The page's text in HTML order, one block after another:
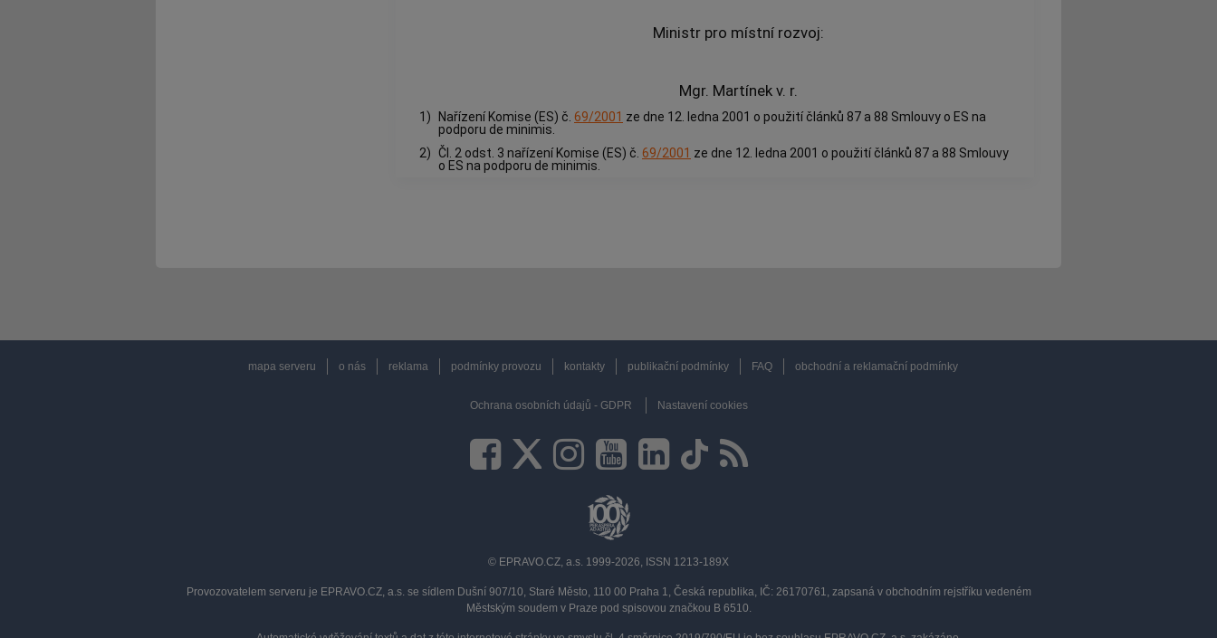
Ministr pro místní rozvoj:
Mgr. Martínek v. r.
1) Nařízení Komise (ES) č. 69/2001 ze dne 12. ledna 2001 o použití článků 87 a 88 Smlouvy o ES na
podporu de minimis.
2) Čl. 2 odst. 3 nařízení Komise (ES) č. 69/2001 ze dne 12. ledna 2001 o použití článků 87 a 88 Smlouvy
o ES na podporu de minimis.
mapa serveru o nás reklama podmínky provozu kontakty publikační podmínky FAQ obchodní a reklamační podmínky
Ochrana osobních údajů - GDPR Nastavení cookies
© EPRAVO.CZ, a.s. 1999-2026, ISSN 1213-189X
Provozovatelem serveru je EPRAVO.CZ, a.s. se sídlem Dušní 907/10, Staré Město, 110 00 Praha 1, Česká republika, IČ: 26170761, zapsaná v obchodním rejstříku vedeném
Městským soudem v Praze pod spisovou značkou B 6510.